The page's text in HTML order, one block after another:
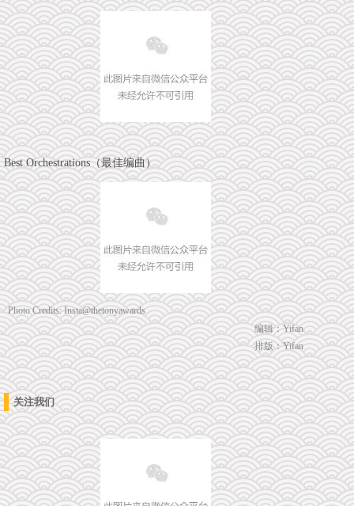
Best Orchestrations（最佳编曲）
PhotoCredits: Insta@thetonyawards
编辑：Yifan
排版：Yifan
关注我们